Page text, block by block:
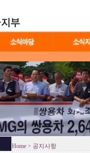
Home > 공지사항